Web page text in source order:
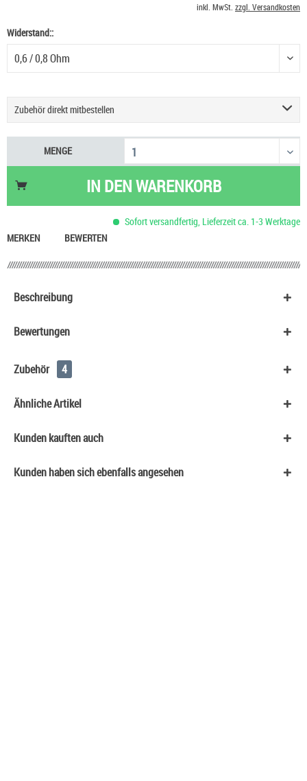
inkl. MwSt. zzgl. Versandkosten
Widerstand::
Zubehör direkt mitbestellen
Vaporesso Vibe SE 2 Pod E-Zigarette
9,90 €
Creme Brulee Liquid Das ist Dampfen
8,70 €
HeulNichtRum Wave Edition
MENGE
IN DENWARENKORB
Sofort versandfertig, Lieferzeit ca. 1-3 Werktage
MERKEN
BEWERTEN
Beschreibung
Bewertungen
Zubehör 4
Ähnliche Artikel
Kunden kauften auch
Kunden haben sich ebenfalls angesehen